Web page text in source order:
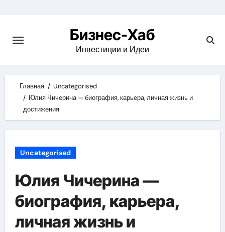
content
Бизнес-Хаб
Инвестиции и Идеи
Главная
Uncategorised
Юлия Чичерина — биография, карьера, личная жизнь и
достижения
Uncategorised
Юлия Чичерина —
биография, карьера,
личная жизнь и